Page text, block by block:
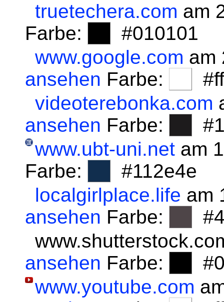
truetechera.com am
Farbe:
#010101
www.google.com am
ansehen Farbe:
videoterebonka.com
ansehen Farbe:
www.ubt-uni.net am
Farbe:
#112e4e
localgirlplace.life am
ansehen Farbe:
ansehen Farbe:
www.youtube.com